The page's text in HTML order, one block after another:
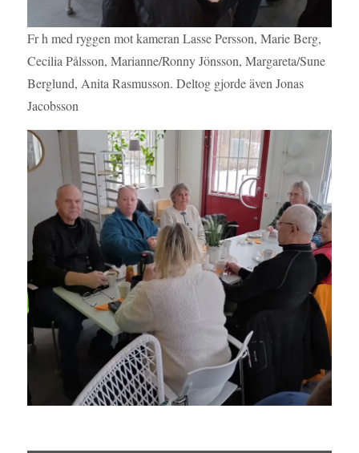
Fr h med ryggen mot kameran Lasse Persson, Marie Berg,
Cecilia Pålsson, Marianne/Ronny Jönsson, Margareta/Sune
Berglund, Anita Rasmusson. Deltog gjorde även Jonas
Jacobsson